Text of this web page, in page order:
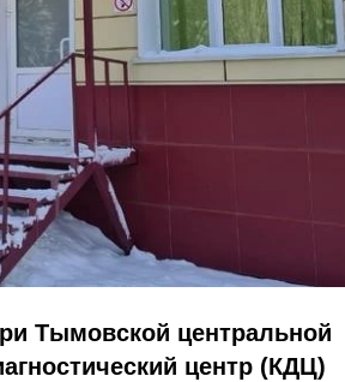
Тымовской центральной
центр (КДЦ)